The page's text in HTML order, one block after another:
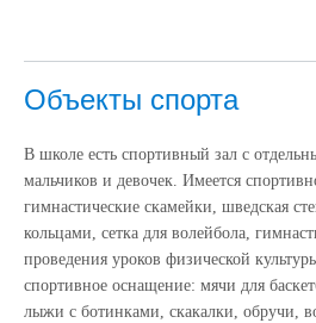
Объекты спорта
В школе есть спортивный зал с
мальчиков и девочек. Имеется
гимнастические скамейки, шведская
кольцами, сетка для волейбола,
проведения уроков физической
спортивное оснащение: мячи для
лыжи с ботинками, скакалки, обручи,